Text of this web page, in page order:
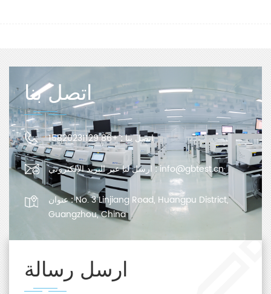
اتصل بنا
اتصل بنا :+86 15820231129
ارسل لنا عبر البريد الإلكتروني :info@gbtest.cn
عنوان :No. 3 Linjiang Road, Huangpu District,
Guangzhou, China
ارسل رسالة